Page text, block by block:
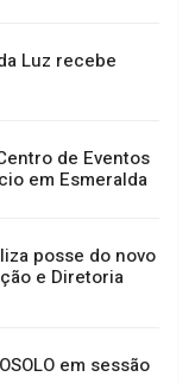
Luz recebe
de Eventos
em Esmeralda
posse do novo
e Diretoria
em sessão